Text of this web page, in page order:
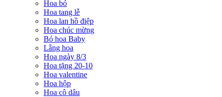
Hoa bó
Hoa tang lễ
Hoa lan hồ điệp
Hoa chúc mừng
Bó hoa Baby
Lẵng hoa
Hoa ngày 8/3
Hoa tặng 20-10
Hoa valentine
Hoa hộp
Hoa cô dâu